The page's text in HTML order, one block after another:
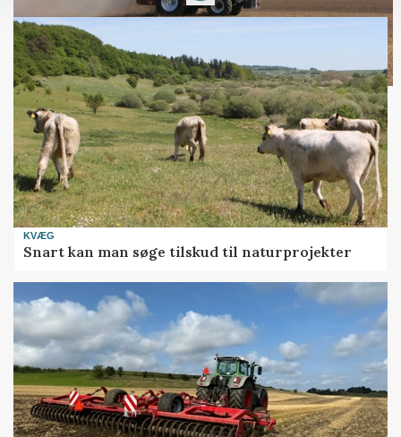
KVÆG
Snart kan man søge tilskud til naturprojekter